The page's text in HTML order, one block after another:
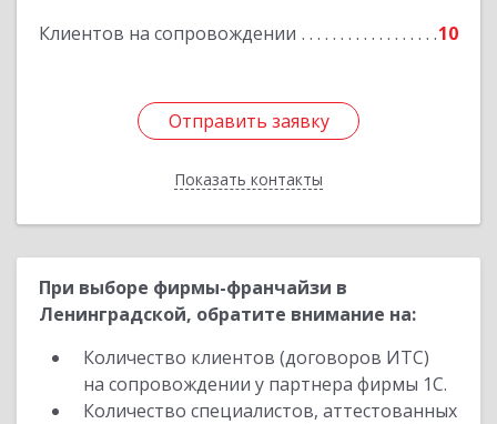
Клиентов на сопровождении 10
Отправить заявку
Показать контакты
Подробнее
Отправить заявку
Назад
При выборе фирмы-франчайзи в
Ленинградской, обратите внимание на:
Количество клиентов (договоров ИТС)
на сопровождении у партнера фирмы 1С.
Количество специалистов, аттестованных